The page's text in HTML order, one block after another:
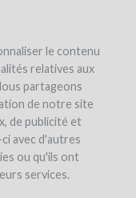
le contenu
relatives aux
partageons
de notre site
de publicité et
avec d'autres
ou qu'ils ont
services.
en vin